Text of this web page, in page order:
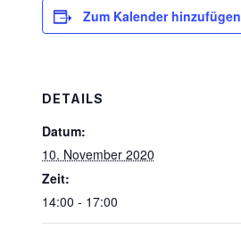
Zum Kalender hinzufügen
DETAILS
Datum:
10. November 2020
Zeit:
14:00 - 17:00